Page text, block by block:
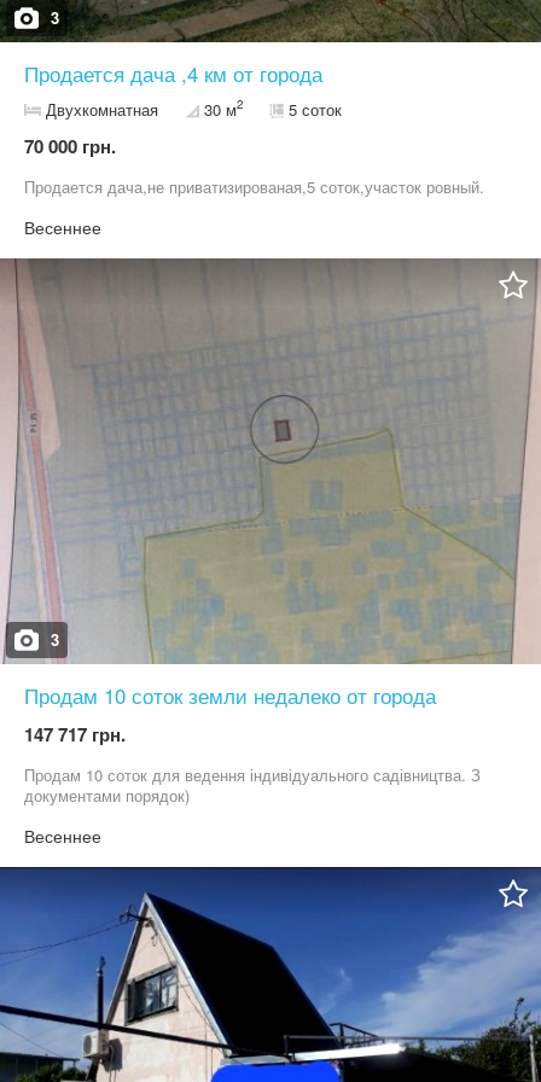
3
Продается дача ,4 км от города
Двухкомнатная 30 м2 5 соток
70 000 грн.
Продается дача,не приватизированая,5 соток,участок ровный.
Весеннее
3
Продам 10 соток земли недалеко от города
147 717 грн.
Продам 10 соток для ведення індивідуального садівництва. З
документами порядок)
Весеннее